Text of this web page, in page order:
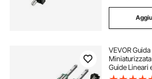
VEVOR
Guide Lineari
Macchine di